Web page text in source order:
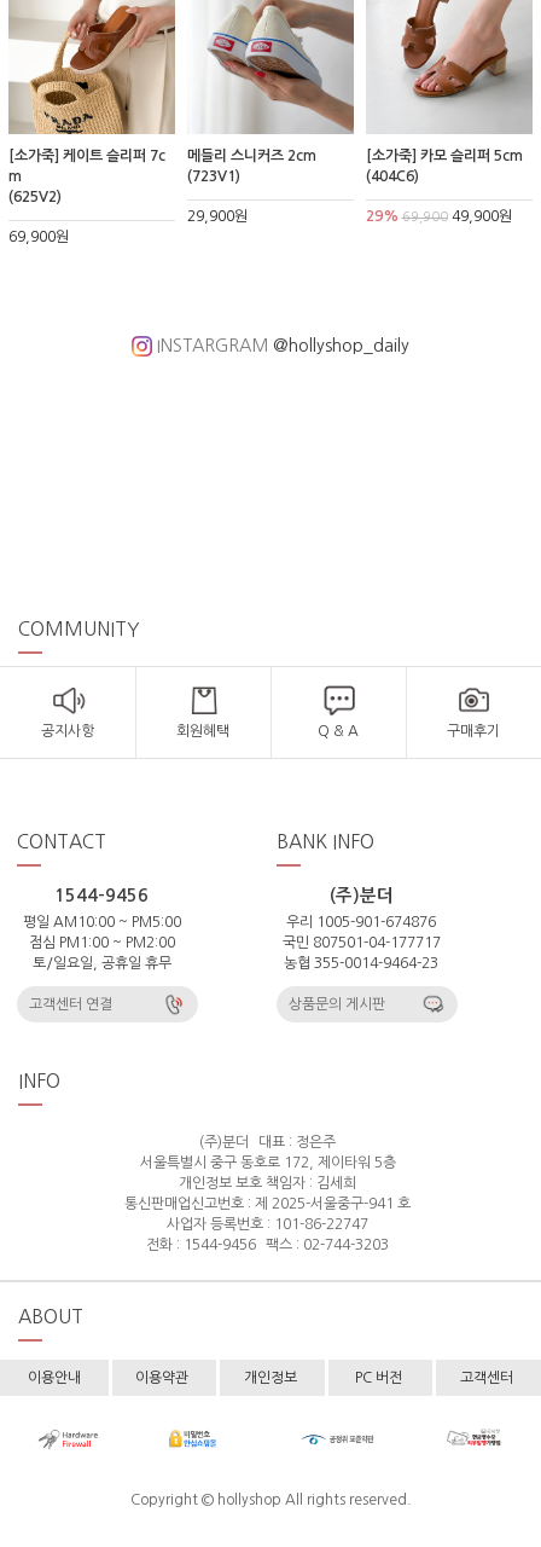
[소가죽] 케이트 슬리퍼 7c
m
(625V2)
69,900원
메들리 스니커즈 2cm
(723V1)
29,900원
[소가죽] 카모 슬리퍼 5cm
(404C6)
29% 69,90049,900원
INSTARGRAM @hollyshop_daily
COMMUNITY
공지사항 회원혜택 Q & A 구매후기
CONTACT
1544-9456
평일 AM10:00 ~ PM5:00
점심 PM1:00 ~ PM2:00
토/일요일, 공휴일 휴무
고객센터 연결
BANK INFO
(주)분더
우리 1005-901-674876
국민 807501-04-177717
농협 355-0014-9464-23
상품문의 게시판
INFO
(주)분더
대표 : 정은주
서울특별시 중구 동호로 172, 제이타워 5층
개인정보 보호 책임자 : 김세희
통신판매업신고번호 : 제 2025-서울중구-941 호
사업자 등록번호 : 101-86-22747
전화 : 1544-9456
팩스 : 02-744-3203
ABOUT
이용안내 이용약관 개인정보 PC 버전 고객센터
Copyright © hollyshop All rights reserved.